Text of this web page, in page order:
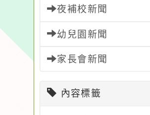
夜補校新聞
幼兒園新聞
家長會新聞
內容標籤